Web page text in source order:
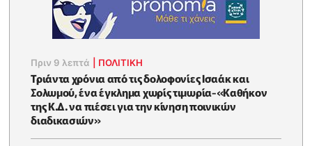
Πριν 9 λεπτά ΠΟΛΙΤΙΚΗ
Τριάντα χρόνια από τις δολοφονίες Ισαάκ και
Σολωμού, ένα έγκλημα χωρίς τιμωρία-«Καθήκον
της Κ.Δ. να πιέσει για την κίνηση ποινικών
διαδικασιών»